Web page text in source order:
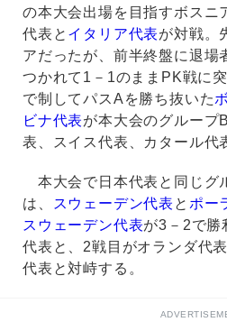
の本大会出場を目指すボスニ
代表と イタリア代表が対戦。
アだったが、前半終盤に退場
つかれて1－1のままPK戦に
で制してパスAを勝ち抜いた
ビナ代表が本大会のグループ
表、スイス代表、カタール代
本大会で日本代表と同じグ
は、 スウェーデン代表 と ポー
スウェーデン代表が3－2で勝
代表と、2戦目がオランダ代
代表と対峙する。